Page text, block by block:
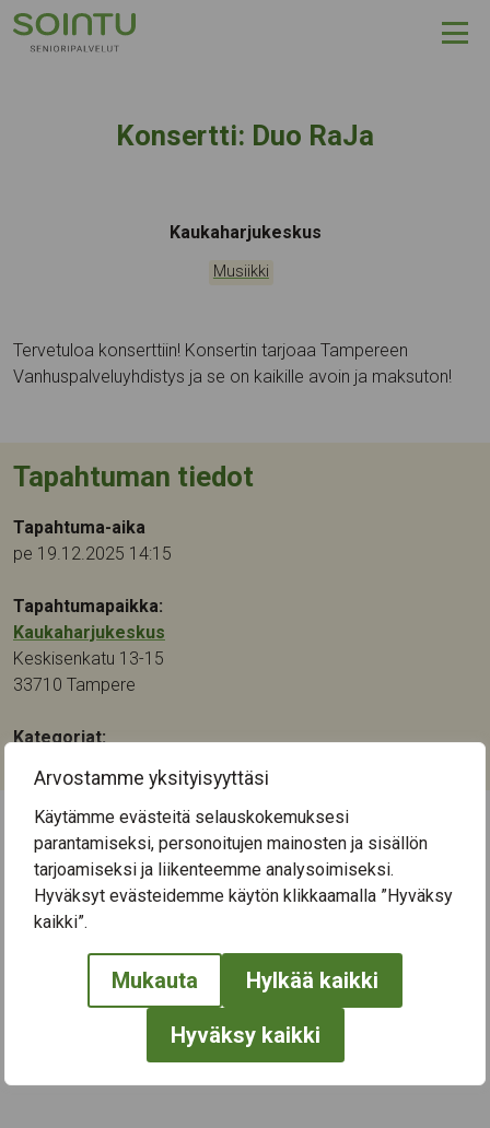
Arvostamme yksityisyyttäsi
Käytämme evästeitä selauskokemuksesi
parantamiseksi, personoitujen mainosten ja sisällön
tarjoamiseksi ja liikenteemme analysoimiseksi.
Hyväksyt evästeidemme käytön klikkaamalla ”Hyväksy
kaikki”.
Mukauta Hylkää kaikki
Hyväksy kaikki
Hyppää sisältöön
Konsertti: Duo RaJa
Tapahtumapaikka:
Kaukaharjukeskus
Kategoriat:
Musiikki
Tervetuloa konserttiin! Konsertin tarjoaa Tampereen
Vanhuspalveluyhdistys ja se on kaikille avoin ja maksuton!
Tapahtuman tiedot
Tapahtuma-aika
pe 19.12.2025 14:15
Tapahtumapaikka:
Kaukaharjukeskus
Keskisenkatu 13-15
33710 Tampere
Kategoriat:
← Näytä kaikki tapahtumat